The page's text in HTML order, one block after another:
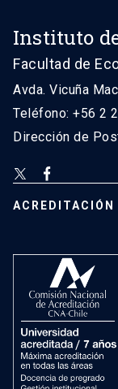
Instituto
Facultad de
Avda. Vicuña
Teléfono: +56 2
Dirección de
ACREDITACIÓN